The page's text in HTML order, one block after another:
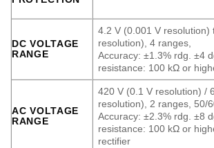
DC VOLTAGE
RANGE
4.2 V (0.001 V resolution)
resolution), 4 ranges,
Accuracy: ±1.3% rdg. ±4
resistance: 100 kΩ or
AC VOLTAGE
RANGE
420 V (0.1 V resolution) /
resolution), 2 ranges, 50/
Accuracy: ±2.3% rdg. ±8
resistance: 100 kΩ or
rectifier